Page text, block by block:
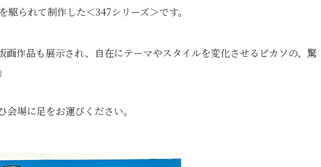
られて制作した＜347シリーズ＞です。
画作品も展示され、自在にテーマやスタイルを変化させるピカソの、驚
場に足をお運びください。